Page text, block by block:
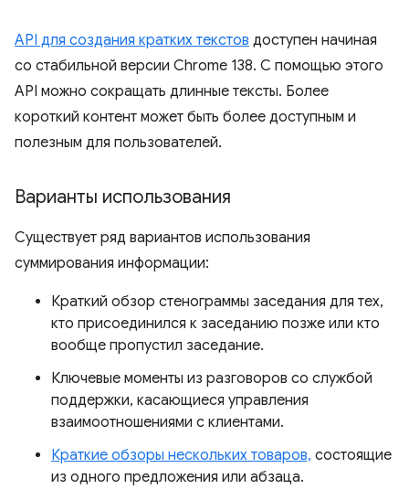
API для создания кратких текстов доступен начиная
со стабильной версии Chrome 138. С помощью этого
API можно сокращать длинные тексты. Более
короткий контент может быть более доступным и
полезным для пользователей.
Варианты использования
Существует ряд вариантов использования
суммирования информации:
Краткий обзор стенограммы заседания для тех,
кто присоединился к заседанию позже или кто
вообще пропустил заседание.
Ключевые моменты из разговоров со службой
поддержки, касающиеся управления
взаимоотношениями с клиентами.
Краткие обзоры нескольких товаров, состоящие
из одного предложения или абзаца.